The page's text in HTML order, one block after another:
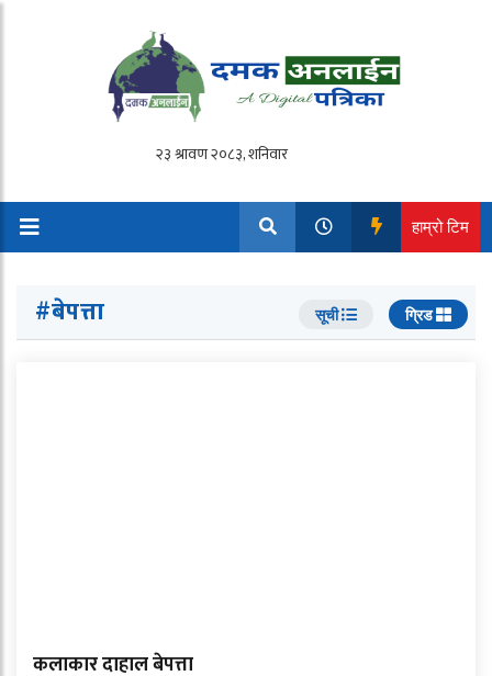
हाम्रो टिम
#बेपत्ता सूची ग्रिड
कलाकार दाहाल बेपत्ता